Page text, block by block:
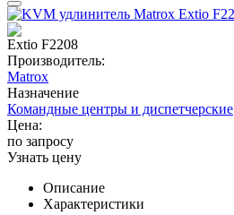
Extio F2208
Производитель:
Matrox
Назначение
Командные центры и диспетчерские
Цена:
по запросу
Узнать цену
Описание
Характеристики